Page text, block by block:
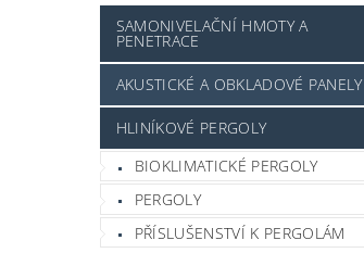
SAMONIVELAČNÍ HMOTY A
PENETRACE
AKUSTICKÉ A OBKLADOVÉ PANELY
HLINÍKOVÉ PERGOLY
BIOKLIMATICKÉ PERGOLY
PERGOLY
PŘÍSLUŠENSTVÍ K PERGOLÁM